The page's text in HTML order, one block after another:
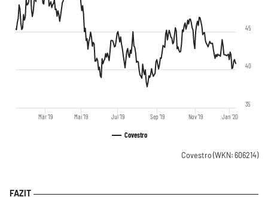
Covestro
Mär '19 Mai '19 Jul '19 Sep '19 Nov '19 Jan '20
35
40
45
Covestro (WKN: 606214)